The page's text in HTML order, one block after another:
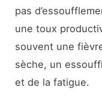
pas
une toux
souvent une
sèche, un
et de la fatigue.